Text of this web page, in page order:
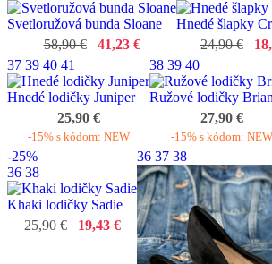
Svetloružová bunda Sloane
58,90 €
41,23 €
Hnedé šlapky
24,90 €
37 39 40 41
Hnedé lodičky Juniper
25,90 €
-15% s kódom: NEW
38 39 40
Ružové lodičky
27,90 €
-15% s kódom: NEW
-25%
36 38
Khaki lodičky Sadie
25,90 €
19,43 €
36 37 38